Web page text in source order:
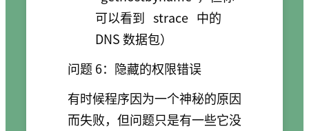
可以看到 strace 中的
DNS 数据包）
问题 6：隐藏的权限错误
有时候程序因为一个神秘的原因
而失败，但问题只是有一些它没